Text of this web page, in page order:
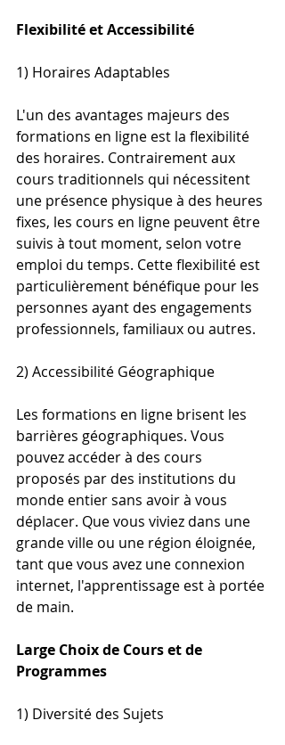
Flexibilité et Accessibilité
1) Horaires Adaptables
L'un des avantages majeurs des
formations en ligne est la flexibilité
des horaires. Contrairement aux
cours traditionnels qui nécessitent
une présence physique à des heures
fixes, les cours en ligne peuvent être
suivis à tout moment, selon votre
emploi du temps. Cette flexibilité est
particulièrement bénéfique pour les
personnes ayant des engagements
professionnels, familiaux ou autres.
2) Accessibilité Géographique
Les formations en ligne brisent les
barrières géographiques. Vous
pouvez accéder à des cours
proposés par des institutions du
monde entier sans avoir à vous
déplacer. Que vous viviez dans une
grande ville ou une région éloignée,
tant que vous avez une connexion
internet, l'apprentissage est à portée
de main.
Large Choix de Cours et de
Programmes
1) Diversité des Sujets